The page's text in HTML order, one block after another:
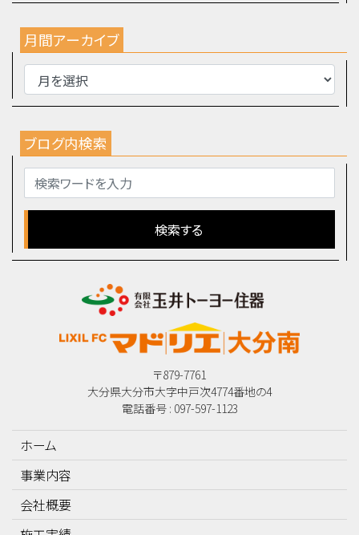
月間アーカイブ
ブログ内検索
〒879-7761
大分県大分市大字中戸次4774番地の4
電話番号 : 097-597-1123
ホーム
事業内容
会社概要